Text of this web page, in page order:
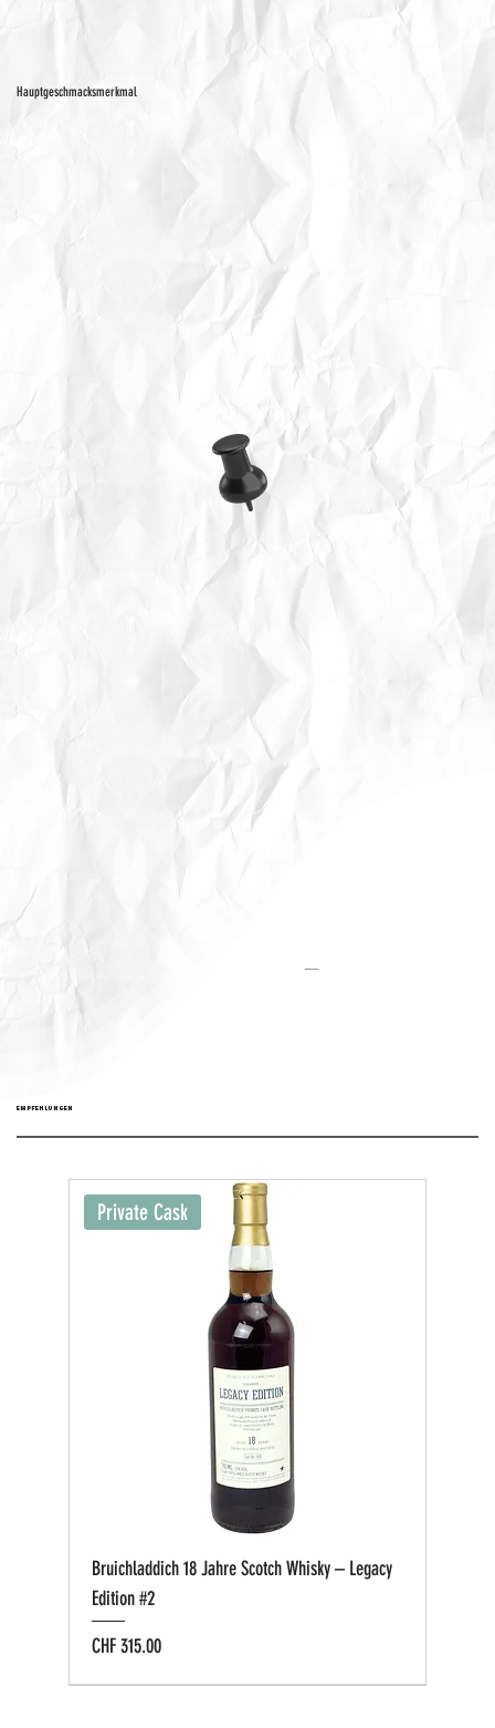
Hauptgeschmacksmerkmal
Aktualisiert:
EMPFEHLUNGEN
Private Cask
Bruichladdich 18 Jahre Scotch Whisky – Legacy
Edition #2
Preis
CHF 315.00